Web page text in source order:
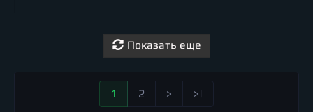
Показать еще
1 2 >
>|